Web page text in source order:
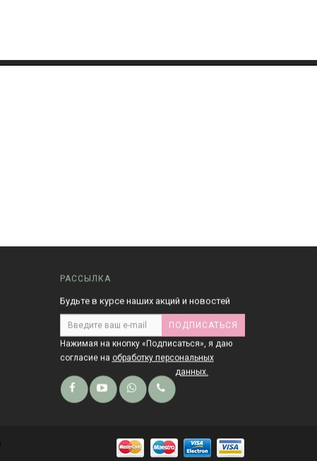
РАССЫЛКА
Будьте в курсе наших акций и новостей
ПОДПИСАТЬСЯ
Нажимая на кнопку «Подписаться», я даю
cогласие на обработку персональных
данных.